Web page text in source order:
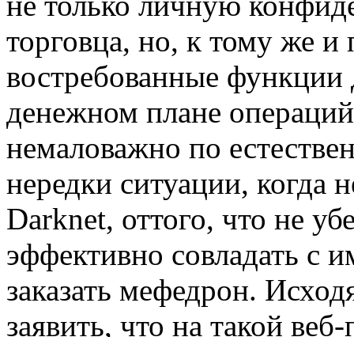
торговца, но, к тому же и
востребованные
денежном плане
немаловажно по
нередки ситуации, когда
Darknet, оттого, что не
эффективно совладать с
заказать мефедрон.
заявить, что на такой